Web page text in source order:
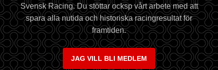
Svensk Racing. Du stöttar ocksp vårt arbete med att
spara alla nutida och historiska racingresultat för
framtiden.
JAG VILL BLI MEDLEM